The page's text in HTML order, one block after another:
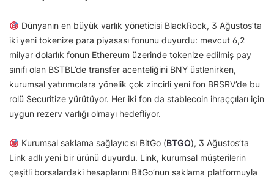
Dünyanın en büyük varlık yöneticisi BlackRock, 3 Ağustos’ta
iki yeni tokenize para piyasası fonunu duyurdu: mevcut 6,2
milyar dolarlık fonun Ethereum üzerinde tokenize edilmiş pay
sınıfı olan BSTBL’de transfer acenteliğini BNY üstlenirken,
kurumsal yatırımcılara yönelik çok zincirli yeni fon BRSRV’de bu
rolü Securitize yürütüyor. Her iki fon da stablecoin ihraççıları için
uygun rezerv varlığı olmayı hedefliyor.
Kurumsal saklama sağlayıcısı BitGo (BTGO), 3 Ağustos’ta
Link adlı yeni bir ürünü duyurdu. Link, kurumsal müşterilerin
çeşitli borsalardaki hesaplarını BitGo’nun saklama platformuyla